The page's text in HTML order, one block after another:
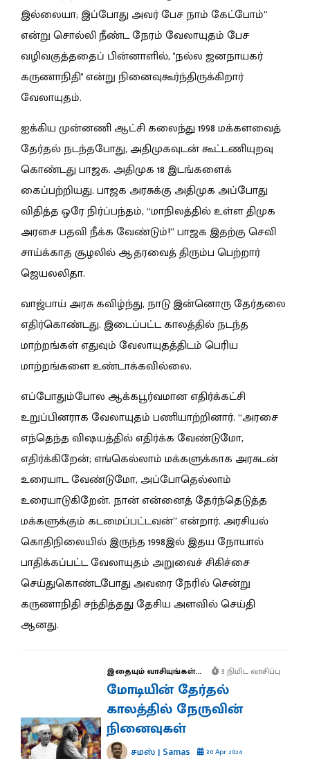
இல்லையா; இப்போது அவர் பேச நாம் கேட்போம்”
என்று சொல்லி நீண்ட நேரம் வேலாயுதம் பேச
வழிவகுத்ததைப் பின்னாளில், "நல்ல ஜனநாயகர்
கருணாநிதி" என்று நினைவுகூர்ந்திருக்கிறார்
வேலாயுதம்.
ஐக்கிய முன்னணி ஆட்சி கலைந்து 1998 மக்களவைத்
தேர்தல் நடந்தபோது, அதிமுகவுடன் கூட்டணியுறவு
கொண்டது பாஜக. அதிமுக 18 இடங்களைக்
கைப்பற்றியது. பாஜக அரசுக்கு அதிமுக அப்போது
விதித்த ஒரே நிர்ப்பந்தம், “மாநிலத்தில் உள்ள திமுக
அரசை பதவி நீக்க வேண்டும்!” பாஜக இதற்கு செவி
சாய்க்காத சூழலில் ஆதரவைத் திரும்ப பெற்றார்
ஜெயலலிதா.
வாஜ்பாய் அரசு கவிழ்ந்து, நாடு இன்னொரு தேர்தலை
எதிர்கொண்டது. இடைப்பட்ட காலத்தில் நடந்த
மாற்றங்கள் எதுவும் வேலாயுதத்திடம் பெரிய
மாற்றங்களை உண்டாக்கவில்லை.
எப்போதும்போல ஆக்கபூர்வமான எதிர்க்கட்சி
உறுப்பினராக வேலாயுதம் பணியாற்றினார். “அரசை
எந்தெந்த விஷயத்தில் எதிர்க்க வேண்டுமோ,
எதிர்க்கிறேன்; எங்கெல்லாம் மக்களுக்காக அரசுடன்
உரையாட வேண்டுமோ, அப்போதெல்லாம்
உரையாடுகிறேன். நான் என்னைத் தேர்ந்தெடுத்த
மக்களுக்கும் கடமைப்பட்டவன்” என்றார். அரசியல்
கொதிநிலையில் இருந்த 1998இல் இதய நோயால்
பாதிக்கப்பட்ட வேலாயுதம் அறுவைச் சிகிச்சை
செய்துகொண்டபோது அவரை நேரில் சென்று
கருணாநிதி சந்தித்தது தேசிய அளவில் செய்தி
ஆனது.
இதையும் வாசியுங்கள்... 3 நிமிட வாசிப்பு
மோடியின் தேர்தல்
காலத்தில் நேருவின்
நினைவுகள்
சமஸ் | Samas 30 Apr 2024